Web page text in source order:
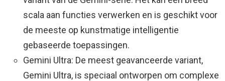
scala aan functies verwerken en is geschikt voor
de meeste op kunstmatige intelligentie
gebaseerde toepassingen.
Gemini Ultra: De meest geavanceerde variant,
Gemini Ultra, is speciaal ontworpen om complexe